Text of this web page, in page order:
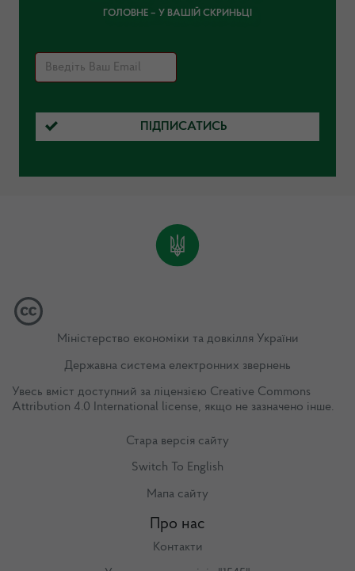
ГОЛОВНЕ – У ВАШІЙ СКРИНЬЦІ
ПІДПИСАТИСЬ
Міністерство економіки та довкілля України
Державна система електронних звернень
Увесь вміст доступний за ліцензією Creative Commons
Attribution 4.0 International license, якщо не зазначено інше.
Стара версія сайту
Switch To English
Мапа сайту
Про нас
Контакти